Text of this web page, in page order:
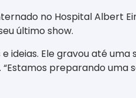
no Hospital Albert
último show.
ideias. Ele gravou até uma
preparando uma